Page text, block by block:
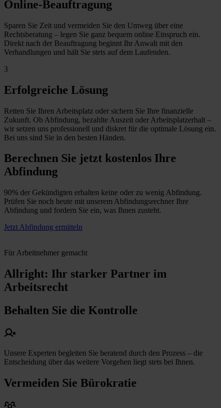
Online-Beauftragung
Sparen Sie Zeit und vermeiden Sie den Umweg über eine
Rechtsberatung – legen Sie ganz bequem online Einspruch ein.
Direkt nach der Beauftragung beginnt Ihr Anwalt mit den
Verhandlungen und hält Sie stets auf dem Laufenden.
3
Erfolgreiche Lösung
Retten Sie Ihren Arbeitsplatz oder sichern Sie Ihre finanzielle
Zukunft. Ob Abfindung, bezahlte Auszeit oder Arbeitsplatzerhalt –
wir setzen uns professionell und diskret für die optimale Lösung ein.
Bei uns sind Sie in den besten Händen.
Berechnen Sie jetzt kostenlos Ihre
Abfindung
90% der Gekündigten erhalten keine oder zu wenig Abfindung.
Prüfen Sie noch heute mit unserem Abfindungsrechner Ihre
Abfindung und fordern Sie ein, was Ihnen zusteht.
Jetzt Abfindung ermitteln
Für Arbeitnehmer gemacht
Allright: Ihr starker Partner im
Arbeitsrecht
Behalten Sie die Kontrolle
Unsere Experten begleiten Sie beratend durch den Prozess – die
Entscheidung über das weitere Vorgehen liegt stets bei Ihnen.
Vermeiden Sie Bürokratie